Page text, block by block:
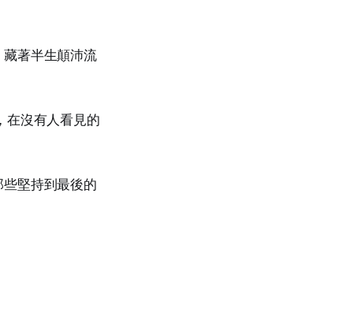
著半生顛沛流
在沒有人看見的
堅持到最後的